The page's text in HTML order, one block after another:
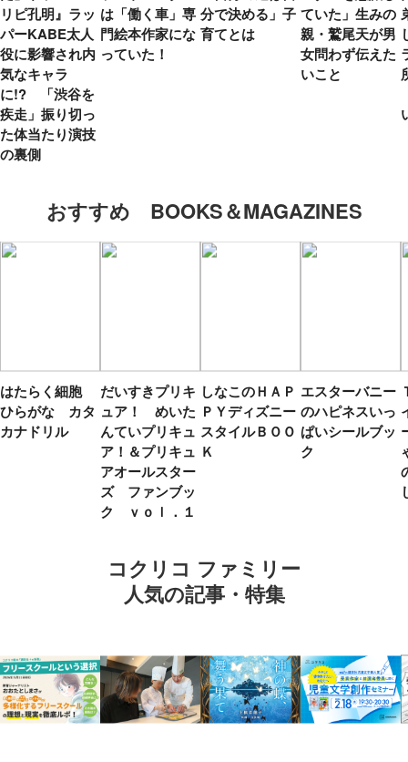
リピ孔明』ラッ
パーKABE太人
役に影響され内
気なキャラ
に!? 「渋谷を
疾走」振り切っ
た体当たり演技
の裏側
は「働く車」専
門絵本作家にな
っていた！
分で決める」子
育てとは
ていた」生みの
親・鷲尾天が男
女問わず伝えた
いこと
おすすめ BOOKS＆MAGAZINES
はたらく細胞
ひらがな カタ
カナドリル
だいすきプリキ
ュア！ めいた
んていプリキュ
ア！＆プリキュ
アオールスター
ズ ファンブッ
ク ｖｏｌ．１
しなこのＨＡＰ
ＰＹディズニー
スタイルＢＯＯ
Ｋ
エスターバニー
のハピネスいっ
ぱいシールブッ
ク
コクリコ ファミリー
人気の記事・特集